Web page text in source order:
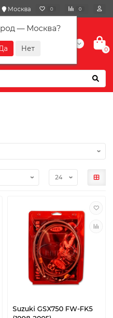
Москва
— Москва?
0 0
+7(901) 417-10-01
0
Suzuki GSX750 FW-FK5